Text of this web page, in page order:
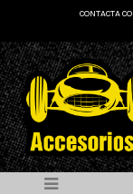
CONTACTA